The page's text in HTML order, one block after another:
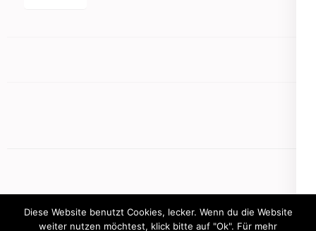
Diese Website benutzt Cookies, lecker. Wenn du die Website
weiter nutzen möchtest, klick bitte auf "Ok". Für mehr